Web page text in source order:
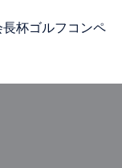
杯ゴルフコンペ